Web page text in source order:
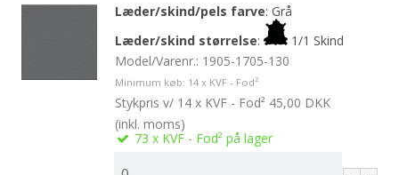
Læder/skind/pels farve: Grå
Læder/skind størrelse:
1/1 Skind
Model/Varenr.: 1905-1705-130
Minimum køb: 14 x KVF - Fod²
Stykpris v/ 14 x KVF - Fod² 45,00 DKK
(inkl. moms)
73 x KVF - Fod² på lager